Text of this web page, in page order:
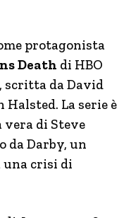
protagonista
Death di HBO
scritta da David
Halsted. La serie è
di Steve
da Darby, un
una crisi di